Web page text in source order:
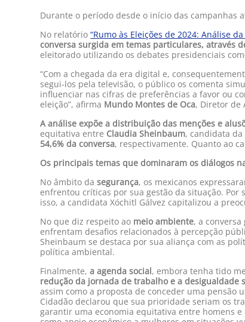
Durante o período desde o início das campanhas
No relatório“Rumo às Eleições de 2024: Análise
conversa surgida em temas particulares, através
eleitorado utilizando os debates presidenciais
“Com a chegada da era digital e,
segui-los pela televisão, o público os comenta
influenciar nas cifras de preferências a favor ou
eleição”, afirma Mundo Montes de Oca, Diretor de
A análise expõe a distribuição das menções e
equitativa entre Claudia Sheinbaum, candidata da
54,6% da conversa, respectivamente. Quanto ao
Os principais temas que dominaram os diálogos
No âmbito dasegurança, os mexicanos
enfrentou críticas por sua gestão da situação. Por
isso, a candidata Xóchitl Gálvez capitalizou a
No que diz respeito ao meio ambiente, a
enfrentam desafios relacionados à percepção
Sheinbaum se destaca por sua aliança com as
política ambiental.
Finalmente, a agenda social, embora tenha tido
redução da jornada de trabalho e a desigualdade
assim como a proposta de conceder uma pensão
Cidadão declarou que sua prioridade seriam os
garantir uma economia equitativa entre homens e